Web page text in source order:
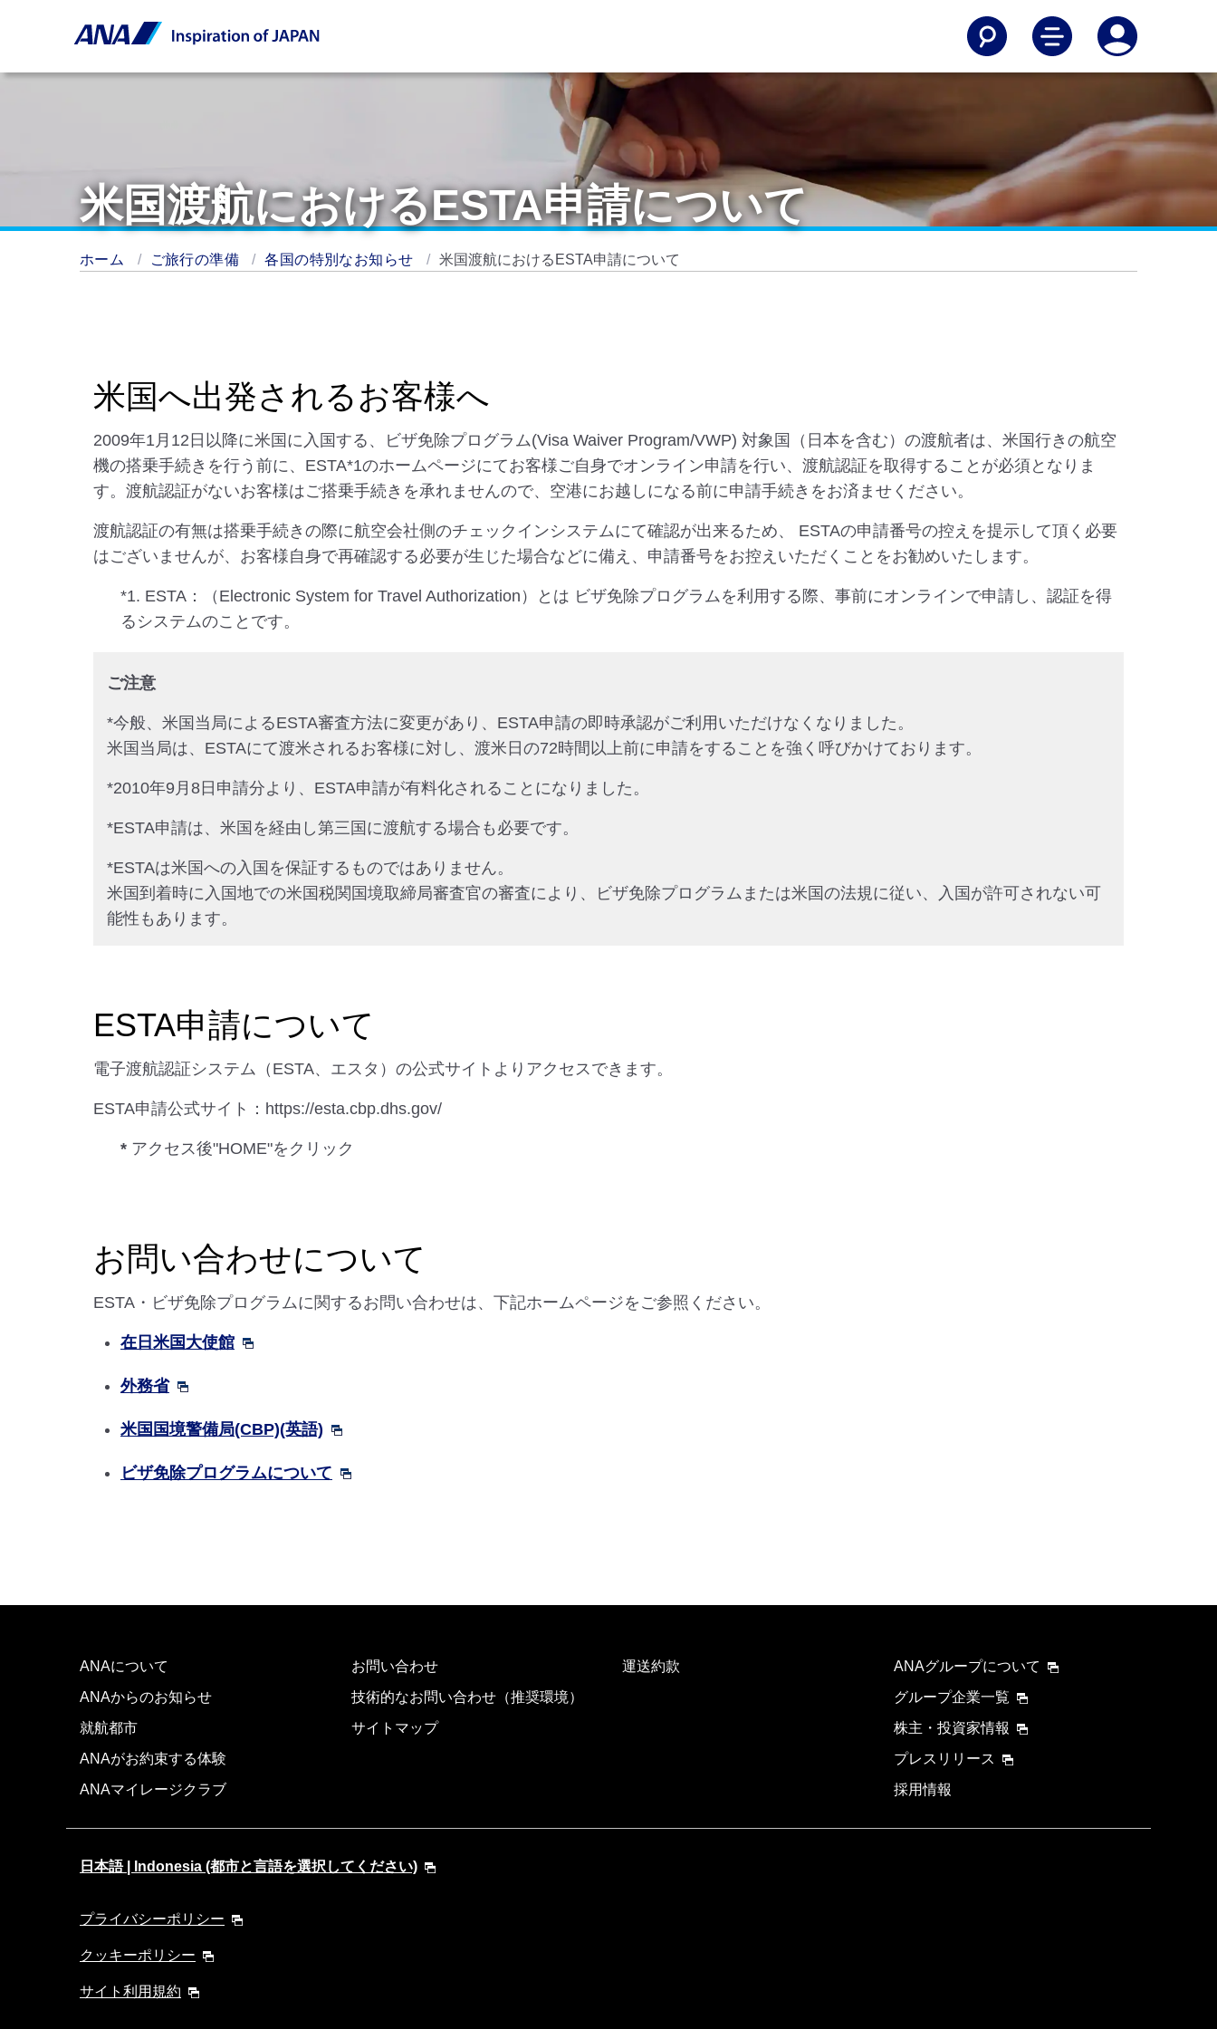
米国渡航におけるESTA申請について
ホーム ご旅行の準備 各国の特別なお知らせ 米国渡航におけるESTA申請について
米国へ出発されるお客様へ
2009年1月12日以降に米国に入国する、ビザ免除プログラム(Visa Waiver Program/VWP) 対象国（日本を含む）の渡航者は、米国行きの航空
機の搭乗手続きを行う前に、ESTA*1のホームページにてお客様ご自身でオンライン申請を行い、渡航認証を取得することが必須となりま
す。渡航認証がないお客様はご搭乗手続きを承れませんので、空港にお越しになる前に申請手続きをお済ませください。
渡航認証の有無は搭乗手続きの際に航空会社側のチェックインシステムにて確認が出来るため、 ESTAの申請番号の控えを提示して頂く必要
はございませんが、お客様自身で再確認する必要が生じた場合などに備え、申請番号をお控えいただくことをお勧めいたします。
*1. ESTA：（Electronic System for Travel Authorization）とは ビザ免除プログラムを利用する際、事前にオンラインで申請し、認証を得
るシステムのことです。
ご注意
*今般、米国当局によるESTA審査方法に変更があり、ESTA申請の即時承認がご利用いただけなくなりました。
米国当局は、ESTAにて渡米されるお客様に対し、渡米日の72時間以上前に申請をすることを強く呼びかけております。
*2010年9月8日申請分より、ESTA申請が有料化されることになりました。
*ESTA申請は、米国を経由し第三国に渡航する場合も必要です。
*ESTAは米国への入国を保証するものではありません。
米国到着時に入国地での米国税関国境取締局審査官の審査により、ビザ免除プログラムまたは米国の法規に従い、入国が許可されない可
能性もあります。
ESTA申請について
電子渡航認証システム（ESTA、エスタ）の公式サイトよりアクセスできます。
ESTA申請公式サイト：https://esta.cbp.dhs.gov/
* アクセス後"HOME"をクリック
お問い合わせについて
ESTA・ビザ免除プログラムに関するお問い合わせは、下記ホームページをご参照ください。
在日米国大使館
外務省
米国国境警備局(CBP)(英語)
ビザ免除プログラムについて
ANAについて
ANAからのお知らせ
就航都市
ANAがお約束する体験
ANAマイレージクラブ
お問い合わせ
技術的なお問い合わせ（推奨環境）
サイトマップ
運送約款
ANAグループについて
グループ企業一覧
株主・投資家情報
プレスリリース
採用情報
日本語 | Indonesia (都市と言語を選択してください)
プライバシーポリシー
クッキーポリシー
サイト利用規約